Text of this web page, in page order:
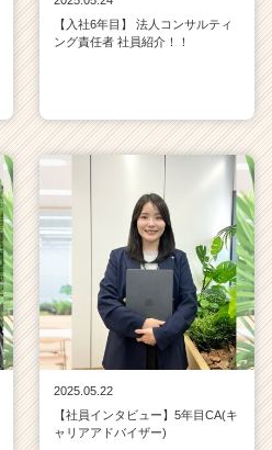
【入社6年目】 法人コンサルティ
ング責任者 社員紹介！！
2025.05.22
【社員インタビュー】5年目CA(キ
ャリアアドバイザー)